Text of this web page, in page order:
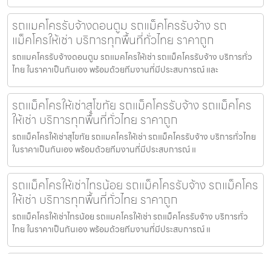
รถแมคโครรับจ้างดอนตูม รถแม็คโครรับจ้าง รถ
แม็คโครให้เช่า บริการทุกพื้นที่ทั่วไทย ราคาถูก
รถแมคโครรับจ้างดอนตูม รถแมคโครให้เช่า รถแม็คโครรับจ้าง บริการทั่ว
ไทย ในราคาเป็นกันเอง พร้อมด้วยทีมงานที่มีประสบการณ์ และ
รถแม็คโครให้เช่าสุโขทัย รถแม็คโครรับจ้าง รถแม็คโคร
ให้เช่า บริการทุกพื้นที่ทั่วไทย ราคาถูก
รถแม็คโครให้เช่าสุโขทัย รถแมคโครให้เช่า รถแม็คโครรับจ้าง บริการทั่วไทย
ในราคาเป็นกันเอง พร้อมด้วยทีมงานที่มีประสบการณ์ แ
รถแม็คโครให้เช่าไทรน้อย รถแม็คโครรับจ้าง รถแม็คโคร
ให้เช่า บริการทุกพื้นที่ทั่วไทย ราคาถูก
รถแม็คโครให้เช่าไทรน้อย รถแมคโครให้เช่า รถแม็คโครรับจ้าง บริการทั่ว
ไทย ในราคาเป็นกันเอง พร้อมด้วยทีมงานที่มีประสบการณ์ แ